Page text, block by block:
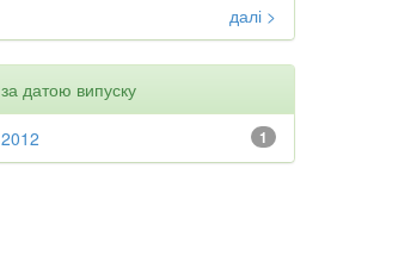
далі >
за датою випуску
1
2012